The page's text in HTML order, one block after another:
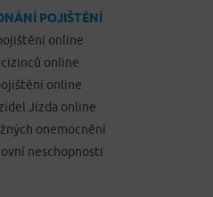
POJIŠTĚNÍ
online
online
online
Jízda online
onemocnění
neschopnosti